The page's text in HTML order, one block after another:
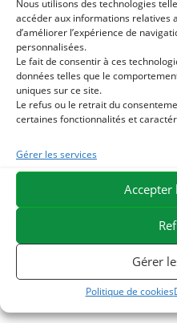
Nous utilisons des technologies
accéder aux informations relatives
d’améliorer l’expérience de
personnalisées.
Le fait de consentir à ces
données telles que le
uniques sur ce site.
Le refus ou le retrait du
certaines fonctionnalités et
Gérer les services
Accepter
Gérer
Politique de cookies
1
2
3 THYM - HYGIÈNE
PLANTE PURE
PAIEMENT
Un problème avec votre
Demande de rétractation